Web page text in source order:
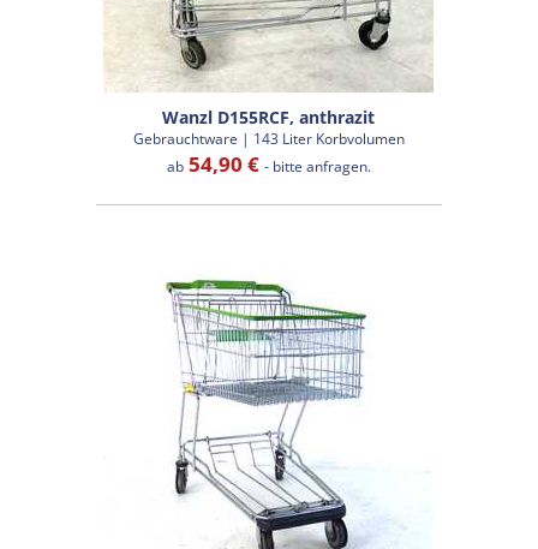
Wanzl D155RCF, anthrazit
Gebrauchtware | 143 Liter Korbvolumen
ab54,90 € - bitte anfragen.